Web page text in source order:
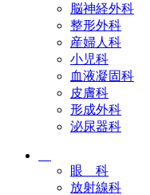
脳神経外科
整形外科
産婦人科
小児科
血液凝固科
皮膚科
形成外科
泌尿器科
眼 科
放射線科